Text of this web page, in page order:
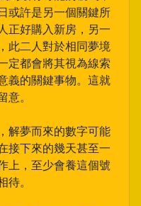
或許是另一個關鍵所
正好購入新房，另一
此二人對於相同夢境
定都會將其視為線索
義的關鍵事物。這就
。
解夢而來的數字可能
接下來的幾天甚至一
上，至少會養這個號
。